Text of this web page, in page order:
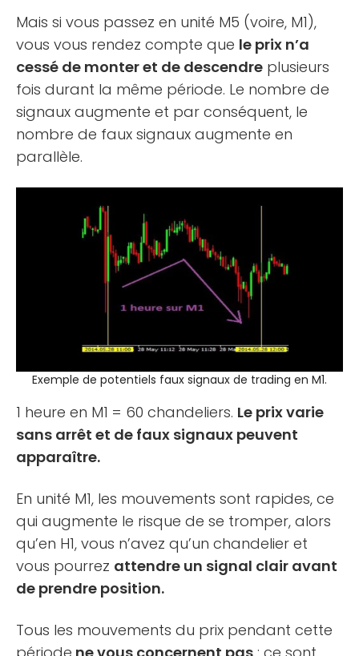
Mais si vous passez en unité M5 (voire, M1),
vous vous rendez compte que le prix n’a
cessé de monter et de descendre plusieurs
fois durant la même période. Le nombre de
signaux augmente et par conséquent, le
nombre de faux signaux augmente en
parallèle.
Exemple de potentiels faux signaux de trading en M1.
1 heure en M1 = 60 chandeliers. Le prix varie
sans arrêt et de faux signaux peuvent
apparaître.
En unité M1, les mouvements sont rapides, ce
qui augmente le risque de se tromper, alors
qu’en H1, vous n’avez qu’un chandelier et
vous pourrez attendre un signal clair avant
de prendre position.
Tous les mouvements du prix pendant cette